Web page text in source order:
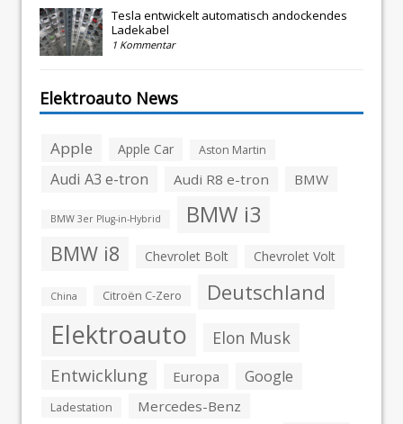
Tesla entwickelt automatisch andockendes
Ladekabel
1 Kommentar
Elektroauto News
Apple Apple Car Aston Martin
Audi A3 e-tron Audi R8 e-tron BMW
BMW 3er Plug-in-Hybrid BMW i3
BMW i8 Chevrolet Bolt Chevrolet Volt
China Citroën C-Zero Deutschland
Elektroauto Elon Musk
Entwicklung Europa Google
Ladestation Mercedes-Benz